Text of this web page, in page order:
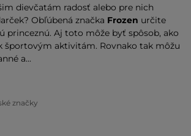
dievčatám radosť alebo pre nich
Obľúbená značka Frozen určite
princeznú. Aj toto môže byť spôsob, ako
športovým aktivitám. Rovnako tak môžu
a...
značky